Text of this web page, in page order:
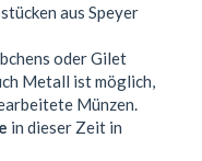
aus Speyer
oder Gilet
Metall ist möglich,
Münzen.
in dieser Zeit in